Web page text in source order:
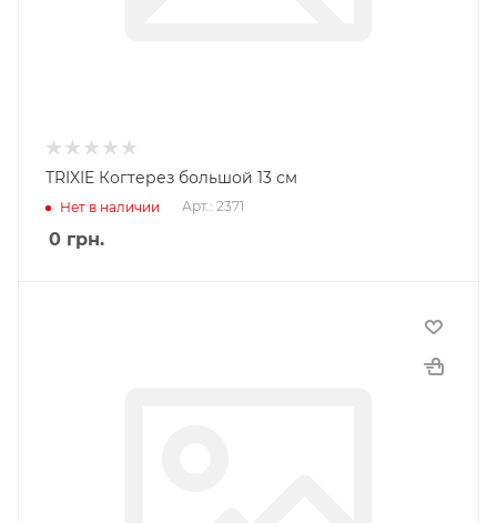
TRIXIE Когтерез большой 13 см
Нет в наличии Арт.: 2371
0 грн.